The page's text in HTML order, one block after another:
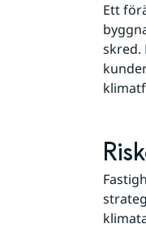
Ett
skred.